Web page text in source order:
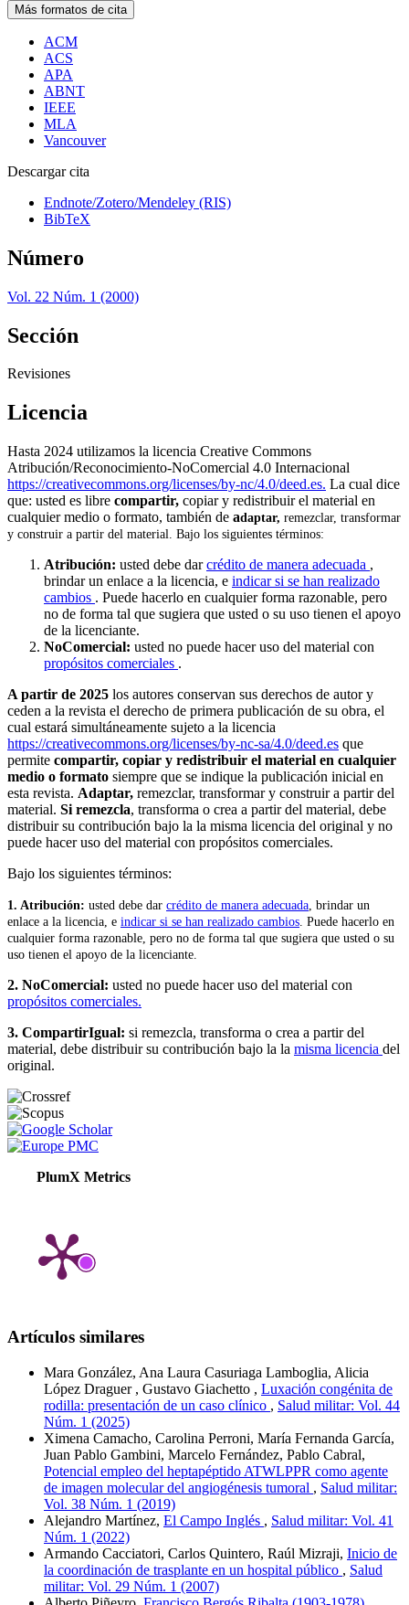
Más formatos de cita
ACM
ACS
APA
ABNT
IEEE
MLA
Vancouver
Descargar cita
Endnote/Zotero/Mendeley (RIS)
BibTeX
Número
Vol. 22 Núm. 1 (2000)
Sección
Revisiones
Licencia
Hasta 2024 utilizamos la licencia Creative Commons
Atribución/Reconocimiento-NoComercial 4.0 Internacional
https://creativecommons.org/licenses/by-nc/4.0/deed.es. La cual dice
que: usted es libre compartir, copiar y redistribuir el material en
cualquier medio o formato, también de adaptar, remezclar, transformar
y construir a partir del material. Bajo los siguientes términos:
Atribución: usted debe darcrédito de manera adecuada ,
brindar un enlace a la licencia, e indicar si se han realizado
cambios . Puede hacerlo en cualquier forma razonable, pero
no de forma tal que sugiera que usted o su uso tienen el apoyo
de la licenciante.
NoComercial: usted no puede hacer uso del material con
propósitos comerciales .
A partir de 2025 los autores conservan sus derechos de autor y
ceden a la revista el derecho de primera publicación de su obra, el
cual estará simultáneamente sujeto a la licencia
https://creativecommons.org/licenses/by-nc-sa/4.0/deed.es que
permite compartir, copiar y redistribuir el material en cualquier
medio o formato siempre que se indique la publicación inicial en
esta revista. Adaptar, remezclar, transformar y construir a partir del
material. Si remezcla, transforma o crea a partir del material, debe
distribuir su contribución bajo la la misma licencia del original y no
puede hacer uso del material con propósitos comerciales.
Bajo los siguientes términos:
1. Atribución: usted debe dar crédito de manera adecuada, brindar un
enlace a la licencia, e indicar si se han realizado cambios. Puede hacerlo en
cualquier forma razonable, pero no de forma tal que sugiera que usted o su
uso tienen el apoyo de la licenciante.
2. NoComercial: usted no puede hacer uso del material con
propósitos comerciales.
3. CompartirIgual: si remezcla, transforma o crea a partir del
material, debe distribuir su contribución bajo la la misma licencia del
original.
PlumX Metrics
Artículos similares
Mara González, Ana Laura Casuriaga Lamboglia, Alicia
López Draguer , Gustavo Giachetto , Luxación congénita de
rodilla: presentación de un caso clínico , Salud militar: Vol. 44
Núm. 1 (2025)
Ximena Camacho, Carolina Perroni, María Fernanda García,
Juan Pablo Gambini, Marcelo Fernández, Pablo Cabral,
Potencial empleo del heptapéptido ATWLPPR como agente
de imagen molecular del angiogénesis tumoral , Salud militar:
Vol. 38 Núm. 1 (2019)
Alejandro Martínez, El Campo Inglés , Salud militar: Vol. 41
Núm. 1 (2022)
Armando Cacciatori, Carlos Quintero, Raúl Mizraji, Inicio de
la coordinación de trasplante en un hospital público , Salud
militar: Vol. 29 Núm. 1 (2007)